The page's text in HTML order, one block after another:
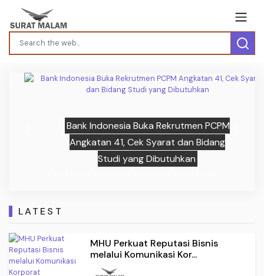
Bank Indonesia Buka Rekrutmen PCPM
Angkatan 41, Cek Syarat dan Bidang
Studi yang Dibutuhkan
LATEST
MHU Perkuat Reputasi Bisnis
melalui Komunikasi Kor...